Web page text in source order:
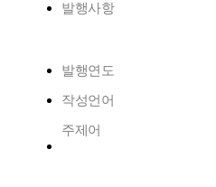
발행사항
발행연도
작성언어
주제어